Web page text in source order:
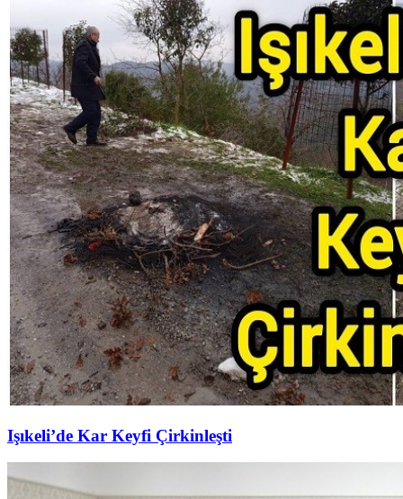
Işıkeli’de Kar Keyfi Çirkinleşti